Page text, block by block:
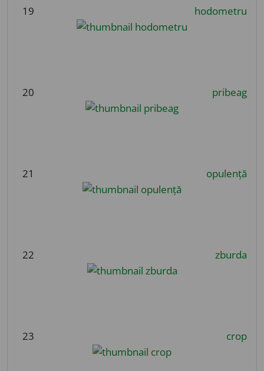
19 hodometru
20 pribeag
21 opulență
22 zburda
23 crop